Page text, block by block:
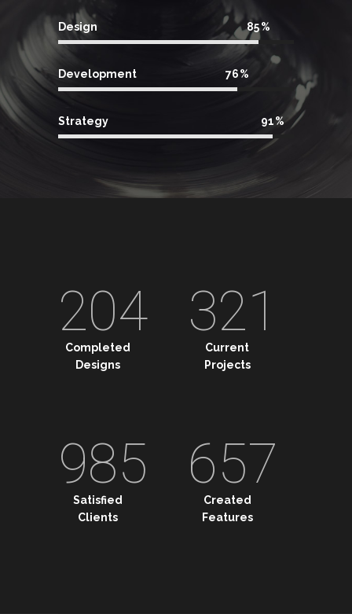
Design 85
Development 76
Strategy 91
204
Completed
Designs
321
Current
Projects
985
Satisfied
Clients
657
Created
Features